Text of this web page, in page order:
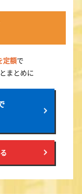
定額で
まとめに